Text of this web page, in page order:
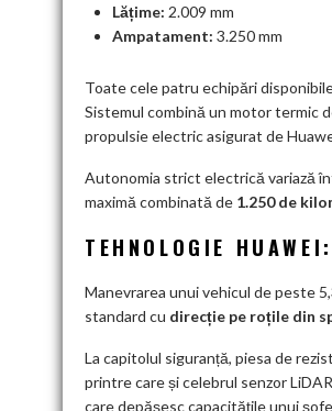
Lățime: 2.009 mm
Ampatament: 3.250 mm
Toate cele patru echipări
Sistemul combină un motor termic
propulsie electric asigurat de
Autonomia strict electrică variază
maximă combinată de 1.250 de
TEHNOLOGIE
Manevrarea unui vehicul de peste
standard cu direcție pe roțile din
La capitolul siguranță, piesa de
printre care și celebrul senzor
care depășesc capacitățile unui